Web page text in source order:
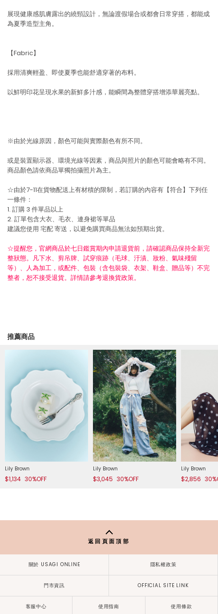
展現健康感肌膚露出的繞頸設計，無論渡假場合或都會日常穿搭，都能成
為夏季造型主角。
【Fabric】
採用清爽輕盈、即使夏季也能舒適穿著的布料。
以鮮明印花呈現水果的新鮮多汁感，能瞬間為整體穿搭增添華麗亮點。
※由於光線原因，顏色可能與實際顏色有所不同。
或是裝置顯示器、環境光線等因素，商品與照片的顏色可能會略有不同。
商品顏色請依商品單獨拍攝照片為主。
☆由於7-11在貨物配送上有材積的限制，若訂購的內容有【符合】下列任
一條件：
1. 訂購 3 件單品以上
2. 訂單包含大衣、毛衣、連身裙等單品
建議您使用 宅配寄送，以避免購買商品無法如預期出貨。
☆提醒您，官網商品於七日鑑賞期內申請退貨前，請確認商品保持全新完
整狀態。凡下水、剪吊牌、試穿痕跡（毛球、汙漬、妝粉、氣味殘留
等）、人為加工，或配件、包裝（含包裝袋、衣架、鞋盒、贈品等）不完
整者，恕不接受退貨。詳情請參考退換貨政策。
推薦商品
Lily Brown
$1,134 30%OFF
Lily Brown
$3,045 30%OFF
Lily Brown
$2,856
返回頁面頂部
關於 USAGI ONLINE 隱私權政策
門市資訊 OFFICIAL SITE LINK
客服中心 使用指南 使用條款